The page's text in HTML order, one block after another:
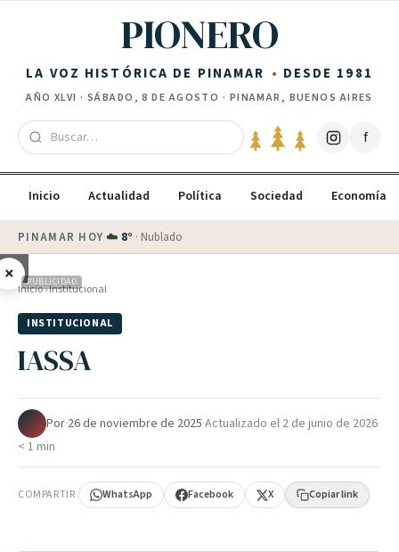
PIONERO
LA VOZ HISTÓRICA DE PINAMAR DESDE 1981
AÑO XLVI · SÁBADO, 8 DE AGOSTO · PINAMAR, BUENOS AIRES
f
Inicio Actualidad Política Sociedad Economía
PINAMAR HOY·☁️ 8° · Nublado
× PUBLICIDAD
Inicio›Institucional
INSTITUCIONAL
IASSA
Por·26 de noviembre de 2025·Actualizado el 2 de junio de 2026·
< 1 min
COMPARTIR WhatsApp Facebook X Copiar link